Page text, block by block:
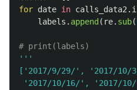
for date in calls_data2 .
labels . append ( re. sub(
'''
[ ' 2017/9/29/' , ' 2017/10/
' 2017/10/16/' , ' 2017/